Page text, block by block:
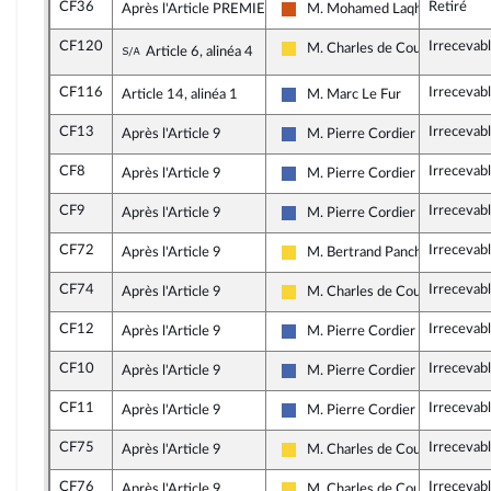
CF36 Après l'Article PREMIER
Démocrate (MoDem et
M. Mohamed LaqhilaRetiré
CF120 Sous-amendement de l'amendement
Article 6, alinéa 4 Libertés, Indépendants, Outre-
M. Charles de Courson
CF116 Article 14, alinéa 1
Les Républicains
M. Marc Le Fur
CF13 Après l'Article 9
Les Républicains
M. Pierre Cordier
CF8 Après l'Article 9
Les Républicains
M. Pierre Cordier
CF9 Après l'Article 9
Les Républicains
M. Pierre Cordier
CF72 Après l'Article 9
Libertés, Indépendants, Outre-
M. Bertrand Pancher
CF74 Après l'Article 9
Libertés, Indépendants, Outre-
M. Charles de Courson
CF12 Après l'Article 9
Les Républicains
M. Pierre Cordier
CF10 Après l'Article 9
Les Républicains
M. Pierre Cordier
CF11 Après l'Article 9
Les Républicains
M. Pierre Cordier
CF75 Après l'Article 9
Libertés, Indépendants, Outre-
M. Charles de Courson
CF76